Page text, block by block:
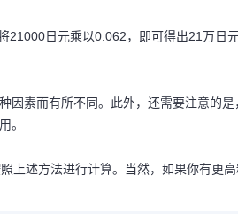
日元乘以0.062，即可得出21万日
因素而有所不同。此外，还需要注意的
。
上述方法进行计算。当然，如果你有更